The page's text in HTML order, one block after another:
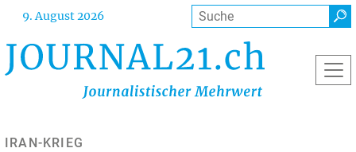
Direkt
Inhalt
9. August 2026 Suche
IRAN-KRIEG